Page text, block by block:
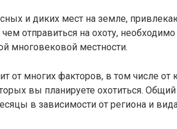
и диких мест на земле,
отправиться на охоту, необходимо
многовековой местности.
от многих факторов, в том числе от
вы планируете охотиться. Общий
в зависимости от региона и